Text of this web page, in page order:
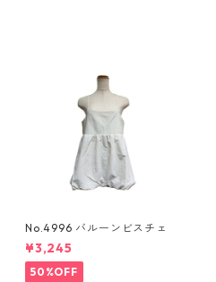
No.4996 バルーンビスチェ
¥3,245
50%OFF